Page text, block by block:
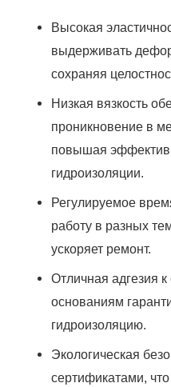
Высокая
выдерживать
сохраняя
Низкая вязкость
проникновение в
повышая
гидроизоляции.
Регулируемое
работу в разных
ускоряет ремонт.
Отличная адгезия
основаниям
гидроизоляцию.
Экологическая
сертификатами,